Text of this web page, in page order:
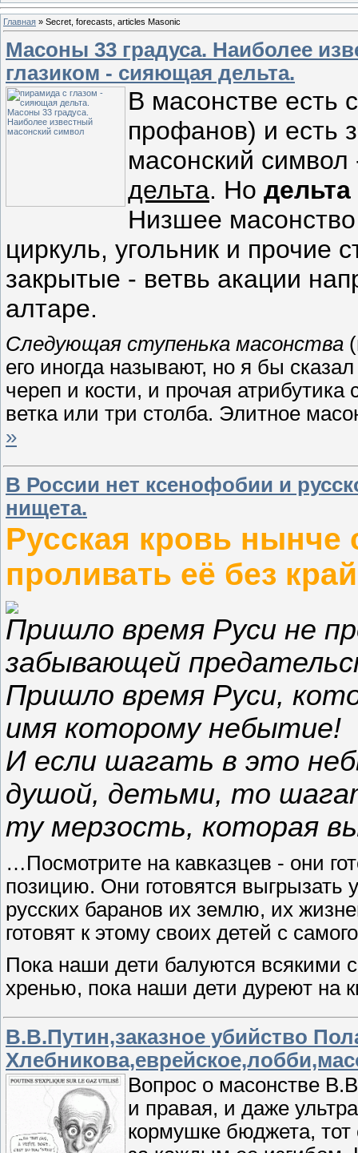
Главная » Secret, forecasts, articles Masonic
Масоны 33 градуса. Наиболее
глазиком - сияющая дельта.
В масонстве есть
профанов) и есть
масонский
дельта. Но дельта
Низшее
циркуль, угольник и прочие
закрытые - ветвь акации
алтаре.
Следующая ступенька масонства
его иногда называют, но я бы
череп и кости, и прочая
ветка или три столба. Элитное
»
В России нет ксенофобии и
нищета.
Русская кровь
проливать её без
Пришло время Руси не
забывающей
Пришло время Руси,
имя которому небытие!
И если шагать в это
душой, детьми, то
ту мерзость, которая
…Посмотрите на кавказцев - они
позицию. Они готовятся
русских баранов их землю, их
готовят к этому своих детей с
Пока наши дети балуются всякими
хренью, пока наши дети дуреют на
В.В.Путин,заказное убийство
Вопрос о масонстве
и правая, и даже
кормушке бюджета, тот